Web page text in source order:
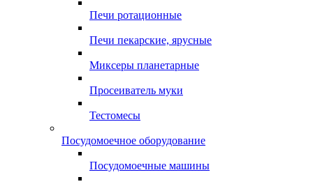
Печи ротационные
Печи пекарские, ярусные
Миксеры планетарные
Просеиватель муки
Тестомесы
Посудомоечное оборудование
Посудомоечные машины